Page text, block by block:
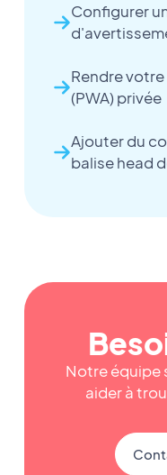
Configurer
Rendre
(PWA) privée
Ajouter du
balise head
Notre équipe
aider à